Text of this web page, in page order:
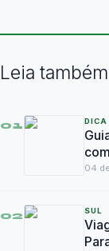
Leia também
01 DICA
04
02 SUL